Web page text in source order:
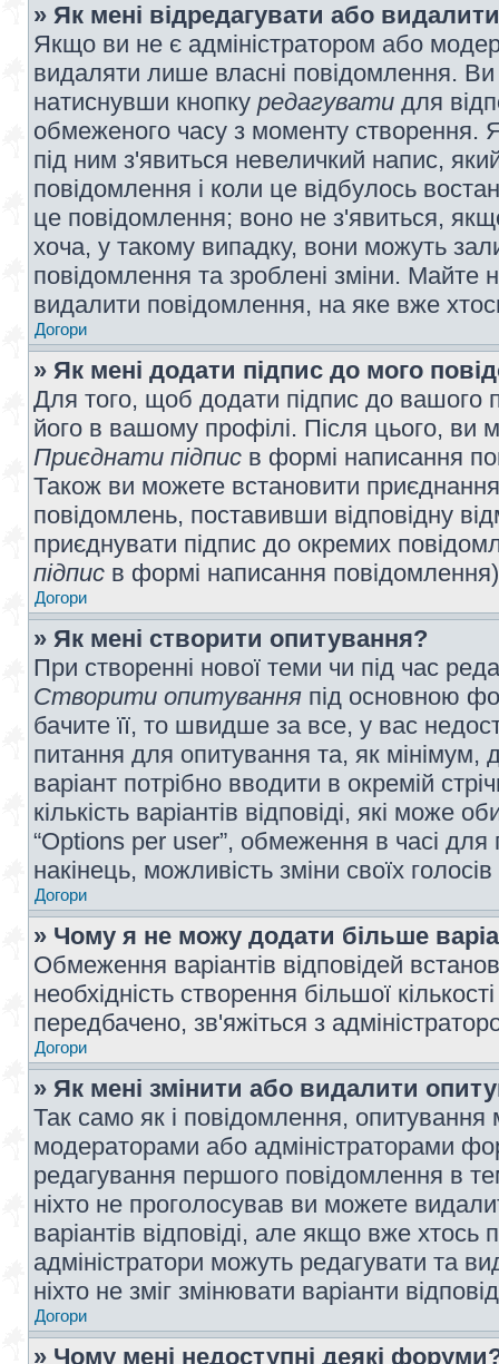
» Як мені відредагувати або
Якщо ви не є адміністратором або
видаляти лише власні повідомлення.
натиснувши кнопку редагувати для
обмеженого часу з моменту створення.
під ним з'явиться невеличкий напис,
повідомлення і коли це відбулось
це повідомлення; воно не з'явиться,
хоча, у такому випадку, вони можуть
повідомлення та зроблені зміни. Майте
видалити повідомлення, на яке вже
Догори
» Як мені додати підпис до мого
Для того, щоб додати підпис до вашого
його в вашому профілі. Після цього, ви
Приєднати підпис в формі написання
Також ви можете встановити
повідомлень, поставивши відповідну
приєднувати підпис до окремих
підпис в формі написання
Догори
» Як мені створити опитування?
При створенні нової теми чи під час
Створити опитування під основною
бачите її, то швидше за все, у вас
питання для опитування та, як мінімум,
варіант потрібно вводити в окремій
кількість варіантів відповіді, які може
“Options per user”, обмеження в часі для
накінець, можливість зміни своїх
Догори
» Чому я не можу додати більше
Обмеження варіантів відповідей
необхідність створення більшої
передбачено, зв'яжіться з
Догори
» Як мені змінити або видалити
Так само як і повідомлення,
модераторами або адміністраторами
редагування першого повідомлення в
ніхто не проголосував ви можете
варіантів відповіді, але якщо вже
адміністратори можуть редагувати та
ніхто не зміг змінювати варіанти
Догори
» Чому мені недоступні деякі